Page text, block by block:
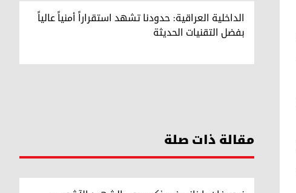
الداخلية العراقية: حدودنا تشهد استقراراً أمنياً عالياً
بفضل التقنيات الحديثة
مقالة ذات صلة